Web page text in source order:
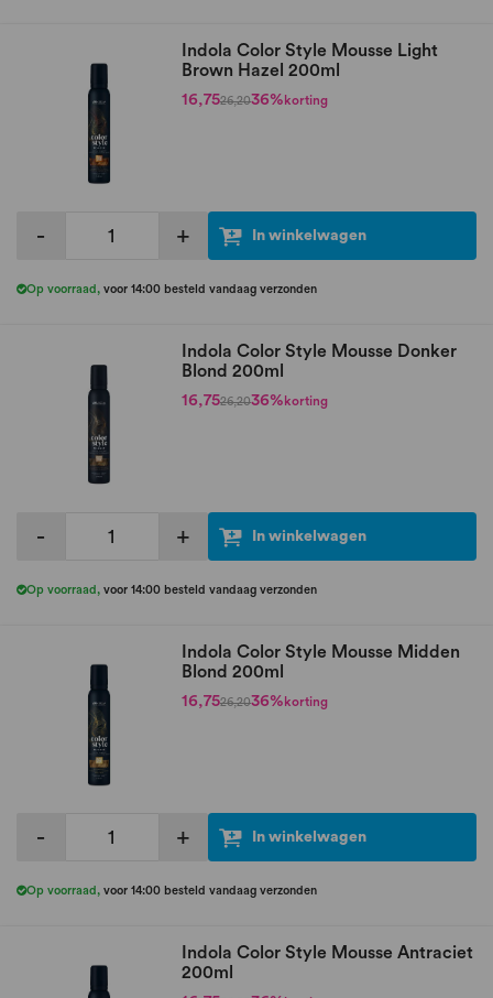
Indola Color Style Mousse Light
Brown Hazel 200ml
16,7526,2036% korting
- + In winkelwagen
Op voorraad , voor 14:00 besteld vandaag verzonden
Indola Color Style Mousse Donker
Blond 200ml
16,7526,2036% korting
- + In winkelwagen
Op voorraad , voor 14:00 besteld vandaag verzonden
Indola Color Style Mousse Midden
Blond 200ml
16,7526,2036% korting
- + In winkelwagen
Op voorraad , voor 14:00 besteld vandaag verzonden
Indola Color Style Mousse Antraciet
200ml